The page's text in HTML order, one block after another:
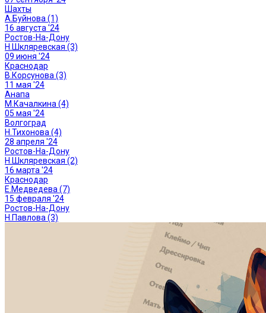
Шахты
А.Буйнова (1)
16 августа '24
Ростов-На-Дону
Н.Шкляревская (3)
09 июня '24
Краснодар
В.Корсунова (3)
11 мая '24
Анапа
М.Качалкина (4)
05 мая '24
Волгоград
Н.Тихонова (4)
28 апреля '24
Ростов-На-Дону
Н.Шкляревская (2)
16 марта '24
Краснодар
Е.Медведева (7)
15 февраля '24
Ростов-На-Дону
Н.Павлова (3)